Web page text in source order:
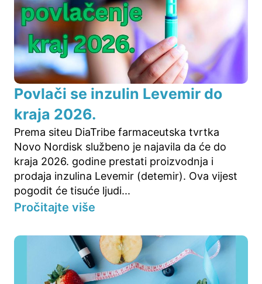
Povlači se inzulin Levemir do
kraja 2026.
Prema siteu DiaTribe farmaceutska tvrtka
Novo Nordisk službeno je najavila da će do
kraja 2026. godine prestati proizvodnja i
prodaja inzulina Levemir (detemir). Ova vijest
pogodit će tisuće ljudi...
Pročitajte više